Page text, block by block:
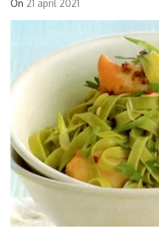
On 21 april 2021